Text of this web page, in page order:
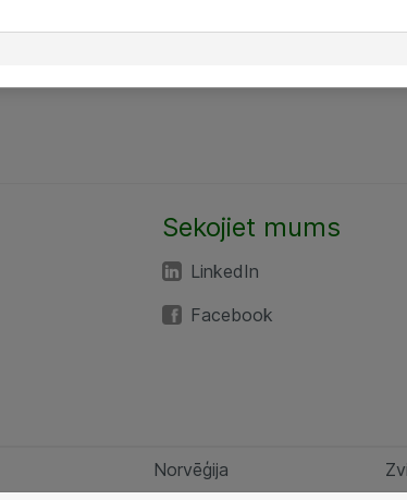
Sekojiet mums
LinkedIn
Facebook
Norvēģija